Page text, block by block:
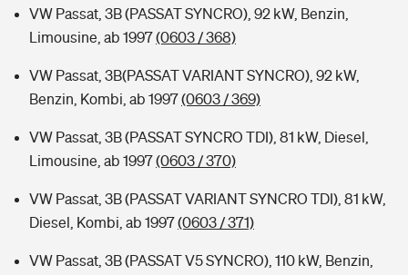
VW Passat, 3B (PASSAT SYNCRO), 92 kW, Benzin,
Limousine, ab 1997(0603 / 368)
VW Passat, 3B(PASSAT VARIANT SYNCRO), 92 kW,
Benzin, Kombi, ab 1997(0603 / 369)
VW Passat, 3B (PASSAT SYNCRO TDI), 81 kW, Diesel,
Limousine, ab 1997(0603 / 370)
VW Passat, 3B (PASSAT VARIANT SYNCRO TDI), 81 kW,
Diesel, Kombi, ab 1997(0603 / 371)
VW Passat, 3B (PASSAT V5 SYNCRO), 110 kW, Benzin,